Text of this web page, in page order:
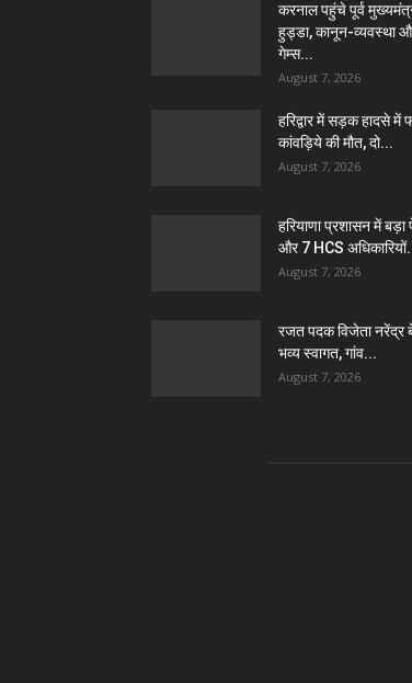
करनाल पहुंचे पूर्व
हुड्डा, कानून-व्यवस्था
गेम्स...
August 7, 2026
हरिद्वार में सड़क हादसे में
कांवड़िये की मौत, दो...
August 7, 2026
हरियाणा प्रशासन में
और 7 HCS
August 7, 2026
रजत पदक विजेता नरेंद्र
भव्य स्वागत, गांव...
August 7, 2026